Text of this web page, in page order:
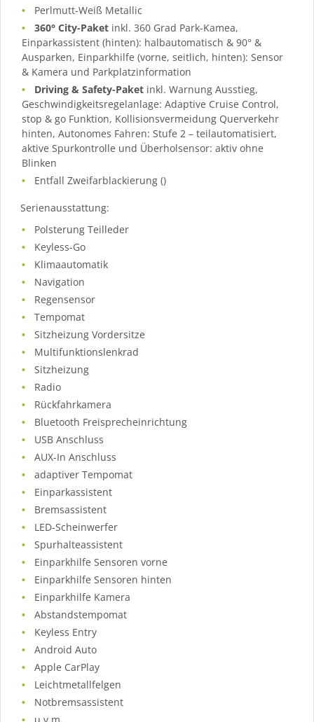
Perlmutt-Weiß Metallic
360° City-Paket inkl. 360 Grad Park-Kamea,
Einparkassistent (hinten): halbautomatisch & 90° &
Ausparken, Einparkhilfe (vorne, seitlich, hinten): Sensor
& Kamera und Parkplatzinformation
Driving & Safety-Paket inkl. Warnung Ausstieg,
Geschwindigkeitsregelanlage: Adaptive Cruise Control,
stop & go Funktion, Kollisionsvermeidung Querverkehr
hinten, Autonomes Fahren: Stufe 2 – teilautomatisiert,
aktive Spurkontrolle und Überholsensor: aktiv ohne
Blinken
Entfall Zweifarblackierung ()
Serienausstattung:
Polsterung Teilleder
Keyless-Go
Klimaautomatik
Navigation
Regensensor
Tempomat
Sitzheizung Vordersitze
Multifunktionslenkrad
Sitzheizung
Radio
Rückfahrkamera
Bluetooth Freisprecheinrichtung
USB Anschluss
AUX-In Anschluss
adaptiver Tempomat
Einparkassistent
Bremsassistent
LED-Scheinwerfer
Spurhalteassistent
Einparkhilfe Sensoren vorne
Einparkhilfe Sensoren hinten
Einparkhilfe Kamera
Abstandstempomat
Keyless Entry
Android Auto
Apple CarPlay
Leichtmetallfelgen
Notbremsassistent